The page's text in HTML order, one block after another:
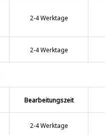
2-4 Werktage
2-4 Werktage
Bearbeitungszeit
2-4 Werktage